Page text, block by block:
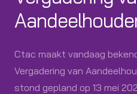
Ctac maakt vandaag
Vergadering van
stond gepland op 13 mei